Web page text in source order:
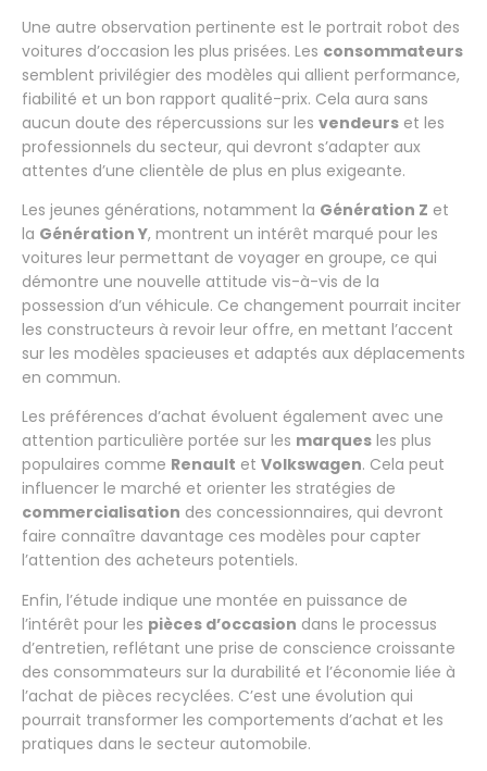
Une autre observation pertinente est le portrait robot des
voitures d’occasion les plus prisées. Les consommateurs
semblent privilégier des modèles qui allient performance,
fiabilité et un bon rapport qualité-prix. Cela aura sans
aucun doute des répercussions sur les vendeurs et les
professionnels du secteur, qui devront s’adapter aux
attentes d’une clientèle de plus en plus exigeante.
Les jeunes générations, notamment la Génération Z et
la Génération Y, montrent un intérêt marqué pour les
voitures leur permettant de voyager en groupe, ce qui
démontre une nouvelle attitude vis-à-vis de la
possession d’un véhicule. Ce changement pourrait inciter
les constructeurs à revoir leur offre, en mettant l’accent
sur les modèles spacieuses et adaptés aux déplacements
en commun.
Les préférences d’achat évoluent également avec une
attention particulière portée sur les marques les plus
populaires comme Renault et Volkswagen. Cela peut
influencer le marché et orienter les stratégies de
commercialisation des concessionnaires, qui devront
faire connaître davantage ces modèles pour capter
l’attention des acheteurs potentiels.
Enfin, l’étude indique une montée en puissance de
l’intérêt pour les pièces d’occasion dans le processus
d’entretien, reflétant une prise de conscience croissante
des consommateurs sur la durabilité et l’économie liée à
l’achat de pièces recyclées. C’est une évolution qui
pourrait transformer les comportements d’achat et les
pratiques dans le secteur automobile.